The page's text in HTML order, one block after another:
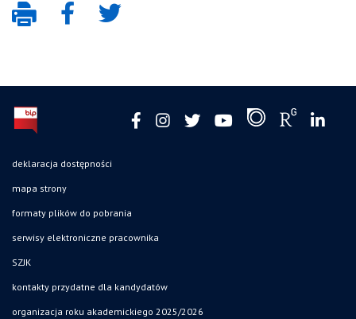
deklaracja dostępności
mapa strony
formaty plików do pobrania
serwisy elektroniczne pracownika
SZJK
kontakty przydatne dla kandydatów
organizacja roku akademickiego 2025/2026